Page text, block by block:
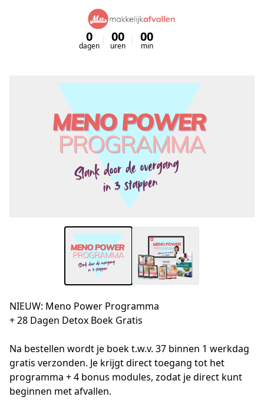
0
dagen
00
uren
00
min
NIEUW: Meno Power Programma
+ 28 Dagen Detox Boek Gratis
Na bestellen wordt je boek t.w.v. 37 binnen 1 werkdag
gratis verzonden. Je krijgt direct toegang tot het
programma + 4 bonus modules, zodat je direct kunt
beginnen met afvallen.